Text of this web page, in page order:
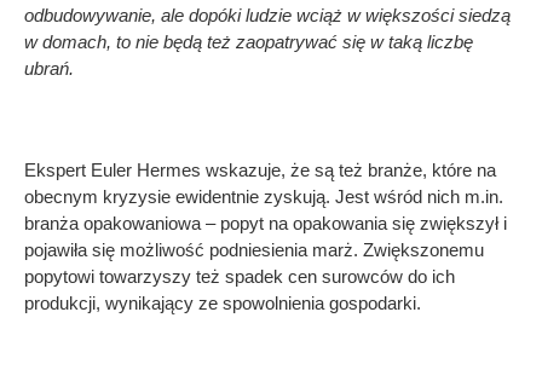
odbudowywanie, ale dopóki ludzie wciąż w większości siedzą
w domach, to nie będą też zaopatrywać się w taką liczbę
ubrań.
Ekspert Euler Hermes wskazuje, że są też branże, które na
obecnym kryzysie ewidentnie zyskują. Jest wśród nich m.in.
branża opakowaniowa – popyt na opakowania się zwiększył i
pojawiła się możliwość podniesienia marż. Zwiększonemu
popytowi towarzyszy też spadek cen surowców do ich
produkcji, wynikający ze spowolnienia gospodarki.